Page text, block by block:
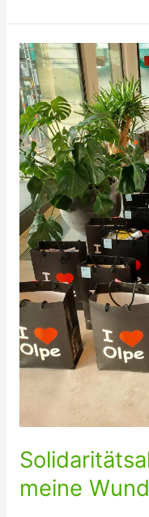
–
Initiative
für
Gewerbetreibende
in
der
Region
meine